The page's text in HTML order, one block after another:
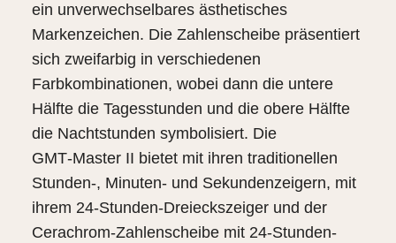
ein unverwechselbares ästhetisches
Markenzeichen. Die Zahlenscheibe präsentiert
sich zweifarbig in verschiedenen
Farbkombinationen, wobei dann die untere
Hälfte die Tagesstunden und die obere Hälfte
die Nachtstunden symbolisiert. Die
GMT‑Master II bietet mit ihren traditionellen
Stunden-, Minuten- und Sekundenzeigern, mit
ihrem 24‑Stunden-Dreieckszeiger und der
Cerachrom-Zahlenscheibe mit 24‑Stunden-